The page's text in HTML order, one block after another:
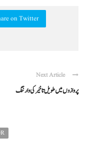
on Twitter
Next Article
پروازوں میں طویل تاخیر کی وارننگ